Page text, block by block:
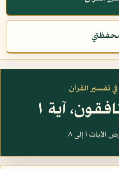
تفسير القرآن
آية ١
١ إلى ٨